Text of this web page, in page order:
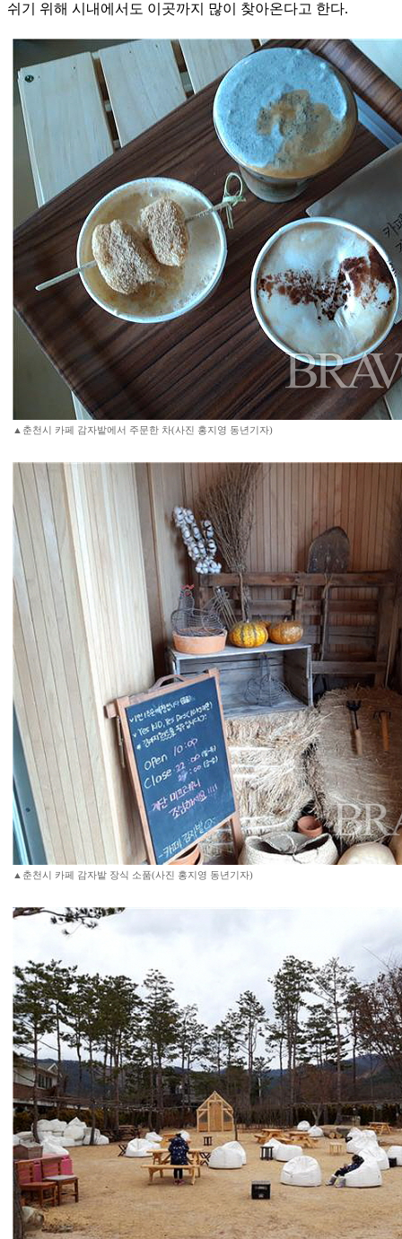
쉬기 위해 시내에서도 이곳까지 많이 찾아온다고 한다.
▲춘천시 카페 감자밭에서 주문한 차(사진 홍지영 동년기자)
▲춘천시 카페 감자밭 장식 소품(사진 홍지영 동년기자)